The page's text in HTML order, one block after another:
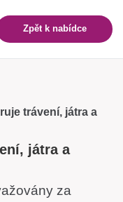
Zpět k nabídce
trávení, játra a
játra a
za